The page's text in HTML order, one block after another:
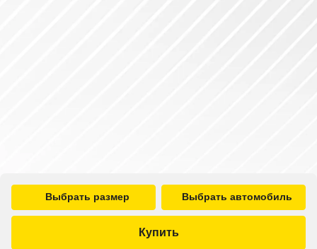
Выбрать размер Выбрать автомобиль
Купить